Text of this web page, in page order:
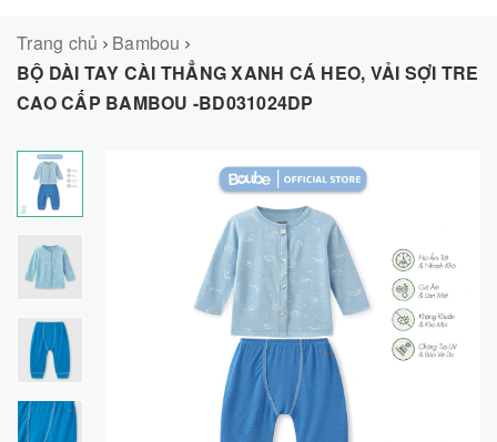
Trang chủ
Bambou
BỘ DÀI TAY CÀI THẲNG XANH CÁ HEO, VẢI SỢI TRE
CAO CẤP BAMBOU -BD031024DP